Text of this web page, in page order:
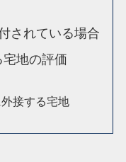
されている場合
地の評価
外接する宅地